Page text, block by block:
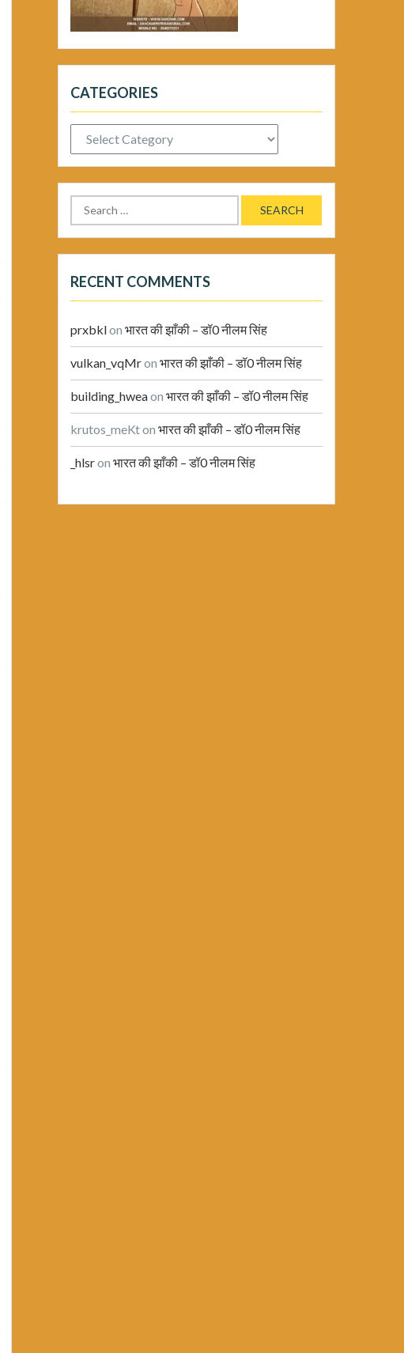
CATEGORIES
Categories
Search
for:
RECENT COMMENTS
prxbklon भारत की झाँकी – डॉ0 नीलम सिंह
vulkan_vqMron भारत की झाँकी – डॉ0 नीलम सिंह
building_hweaon भारत की झाँकी – डॉ0 नीलम सिंह
krutos_meKton भारत की झाँकी – डॉ0 नीलम सिंह
_hlsron भारत की झाँकी – डॉ0 नीलम सिंह